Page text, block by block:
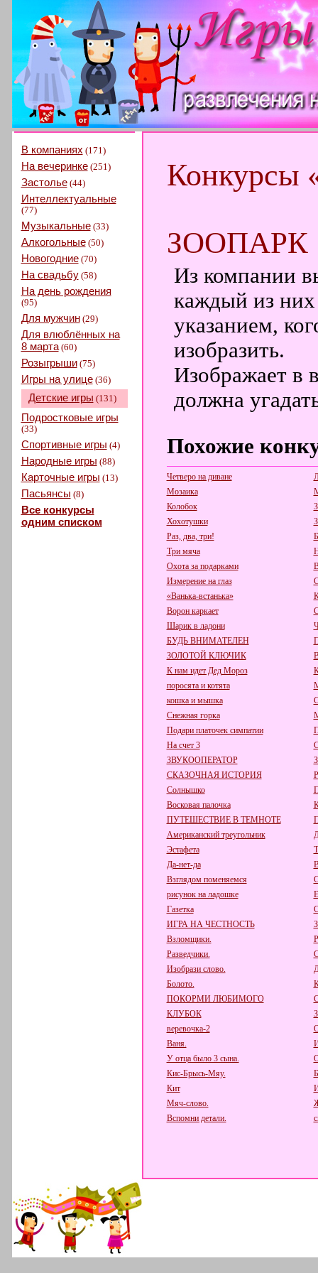
В компаниях (171)
На вечеринке(251)
Застолье(44)
Интеллектуальные
(77)
Музыкальные(33)
Алкогольные(50)
Новогодние(70)
На свадьбу(58)
На день рождения
(95)
Для мужчин(29)
Для влюблённых на
8 марта(60)
Розыгрыши(75)
Игры на улице(36)
Детские игры (131)
Подростковые игры
(33)
Спортивные игры (4)
Народные игры (88)
Карточные игры (13)
Пасьянсы (8)
Все конкурсы
одним списком
Конкурсы
ЗООПАРК
Из компании
каждый из них
указанием,
изобразить.
Изображает в
должна
Похожие
Четверо на диване
Мозаика
Колобок
Хохотушки
Раз, два, три!
Три мяча
Охота за подарками
Измерение на глаз
«Ванька-встанька»
Ворон каркает
Шарик в ладони
БУДЬ ВНИМАТЕЛЕН
ЗОЛОТОЙ КЛЮЧИК
К нам идет Дед Мороз
поросята и котята
кошка и мышка
Снежная горка
Подари платочек симпатии
На счет 3
ЗВУКООПЕРАТОР
СКАЗОЧНАЯ ИСТОРИЯ
Солнышко
Восковая палочка
ПУТЕШЕСТВИЕ В ТЕМНОТЕ
Американский треугольник
Эстафета
Да-нет-да
Взглядом поменяемся
рисунок на ладошке
Газетка
ИГРА НА ЧЕСТНОСТЬ
Взломщики.
Разведчики.
Изобрази слово.
Болото.
ПОКОРМИ ЛЮБИМОГО
КЛУБОК
веревочка-2
Ваня.
У отца было 3 сына.
Кис-Брысь-Мяу.
Кит
Мяч-слово.
Вспомни детали.